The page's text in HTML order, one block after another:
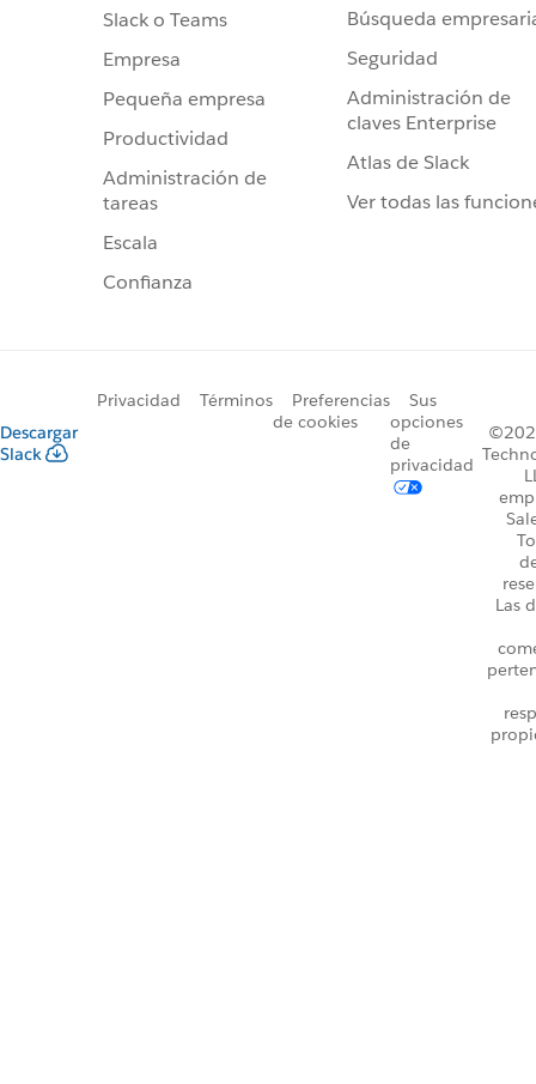
Slack o Teams
Empresa
Pequeña empresa
Productividad
Administración de
tareas
Escala
Confianza
Búsqueda
Seguridad
Administración de
claves Enterprise
Atlas de Slack
Ver todas las
Descargar
Slack
Privacidad Términos
Preferencias
de cookies
Sus
opciones
de
privacidad
Las